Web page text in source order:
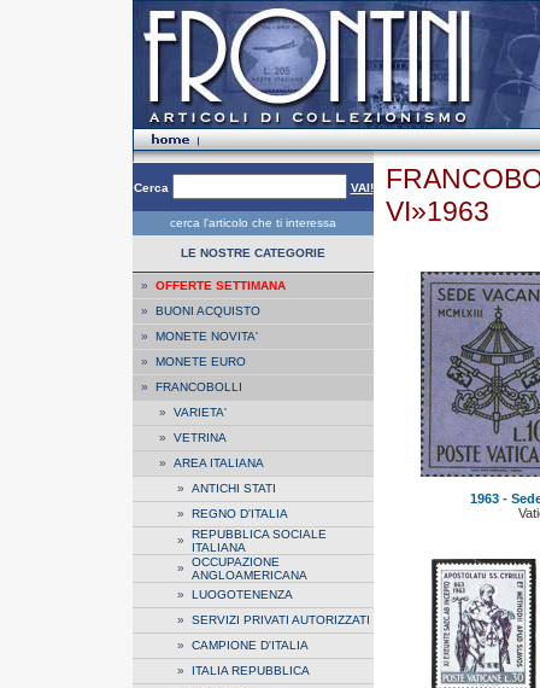
Cerca VAI!
cerca l'articolo che ti interessa
LE NOSTRE CATEGORIE
» OFFERTE SETTIMANA
» BUONI ACQUISTO
» MONETE NOVITA'
» MONETE EURO
» FRANCOBOLLI
» VARIETA'
» VETRINA
» AREA ITALIANA
» ANTICHI STATI
» REGNO D'ITALIA
» REPUBBLICA SOCIALE
ITALIANA
» OCCUPAZIONE
ANGLOAMERICANA
» LUOGOTENENZA
» SERVIZI PRIVATI AUTORIZZATI
» CAMPIONE D'ITALIA
» ITALIA REPUBBLICA
VI»1963
1963 -